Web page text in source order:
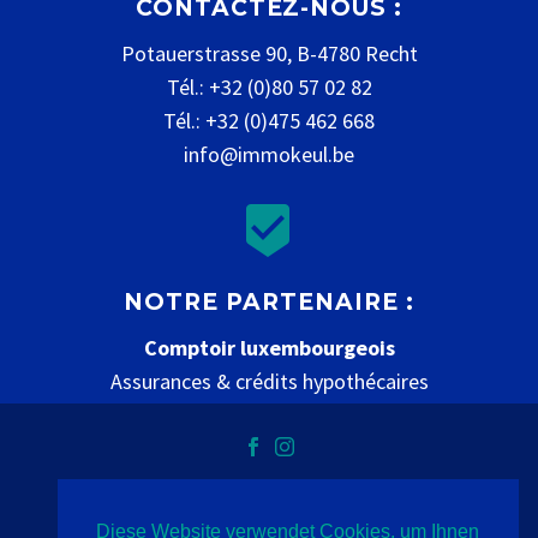
CONTACTEZ-NOUS :
Potauerstrasse 90, B-4780 Recht
Tél.: +32 (0)80 57 02 82
Tél.: +32 (0)475 462 668
info@immokeul.be


NOTRE PARTENAIRE :
Comptoir luxembourgeois
Assurances & crédits hypothécaires
Diese Website verwendet Cookies, um Ihnen